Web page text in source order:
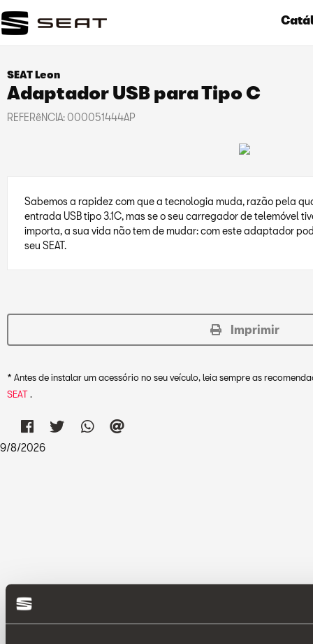
SEAT Leon
Adaptador USB para Tipo C
REFERêNCIA: 000051444AP
Sabemos a rapidez com que a tecnologia muda, razão pela
entrada USB tipo 3.1C, mas se o seu carregador de telemóvel
importa, a sua vida não tem de mudar: com este adaptador
seu SEAT.
Imprimir
* Antes de instalar um acessório no seu veículo, leia sempre as
SEAT.
9/8/2026